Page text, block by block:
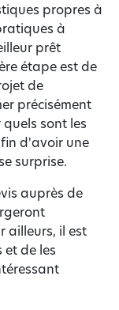
propres à
à
prêt
étape est de
de
précisément
sont les
d'avoir une
surprise.
auprès de
ailleurs, il est
de les